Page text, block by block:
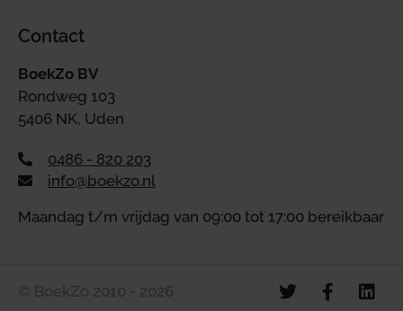
Contact
BoekZo BV
Rondweg 103
5406 NK, Uden
0486 - 820 203
info@boekzo.nl
Maandag t/m vrijdag van 09:00 tot 17:00 bereikbaar
© BoekZo 2010 - 2026